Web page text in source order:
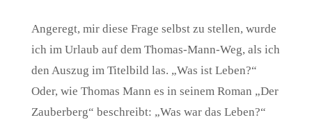
Angeregt, mir diese Frage selbst zu stellen, wurde
ich im Urlaub auf dem Thomas-Mann-Weg, als ich
den Auszug im Titelbild las. „Was ist Leben?“
Oder, wie Thomas Mann es in seinem Roman „Der
Zauberberg“ beschreibt: „Was war das Leben?“